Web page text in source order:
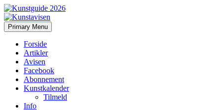
Kunstavisen
Search
Primary Menu Skip
to
Forside
Artikler
Avisen
Facebook
Abonnement
Kunstkalender
Tilmeld
Info